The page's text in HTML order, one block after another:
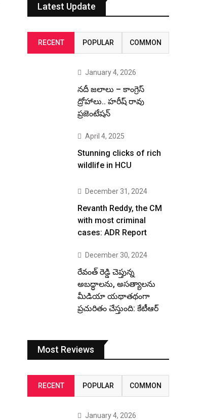
Latest Update
RECENT POPULAR COMMON
January 4, 2026
నదీ జలాలు – కాంగ్రెస్
ద్రోహాలు.. హరీష్ రావు
ప్రజెంటేషన్
April 4, 2025
Stunning clicks of rich
wildlife in HCU
December 31, 2024
Revanth Reddy, the CM
with most criminal
cases: ADR Report
December 30, 2024
రేవంత్ రెడ్డి చెప్తున్న
అబద్ధాలను, అసత్యాలను
మీడియా యథాతథంగా
ప్రచురితం చేస్తుంది: కేటీఆర్
Most Reviews
RECENT POPULAR COMMON
January 4, 2026